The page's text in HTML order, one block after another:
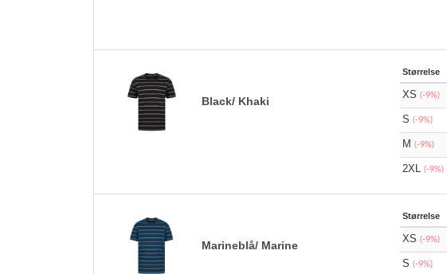
Black/ Khaki
Størrelse
XS(-9%)
S(-9%)
M(-9%)
2XL(-9%)
Marineblå/ Marine
Størrelse
XS(-9%)
S(-9%)